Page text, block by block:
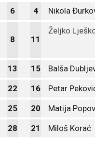
6 4 Nikola
8 11
Željko
13 15 Balša
22 16 Petar
25 20 Matija
28 21 Miloš Korać